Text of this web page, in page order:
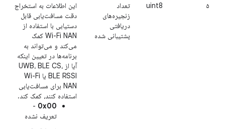
۵ uint8
تعداد
زنجیره‌های
دریافتی
پشتیبانی شده
این اطلاعات به استخراج
دقت مسافت‌یابی قابل
دستیابی با استفاده از
Wi-Fi NAN کمک
می‌کند و می‌تواند به
برنامه‌ها در تعیین اینکه
آیا از UWB، BLE CS،
BLE RSSI یا Wi-Fi
NAN برای مسافت‌یابی
استفاده کنند، کمک کند.
0x00
-
تعریف نشده